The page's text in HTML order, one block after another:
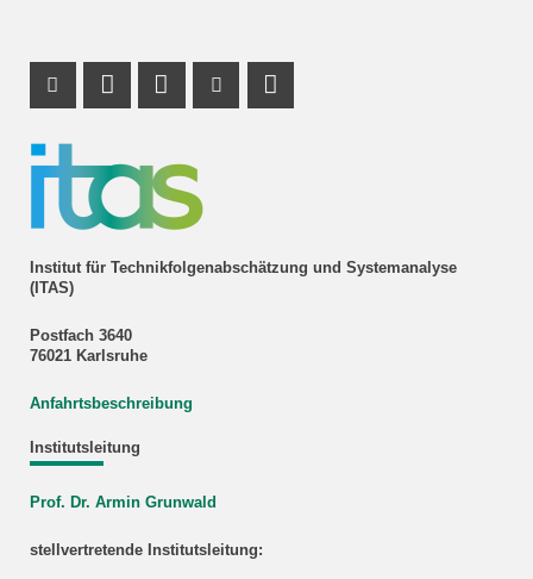
Institut für Technikfolgenabschätzung und Systemanalyse
(ITAS)
Postfach 3640
76021 Karlsruhe
Anfahrtsbeschreibung
Institutsleitung
Prof. Dr. Armin Grunwald
stellvertretende Institutsleitung:
Instagram Profil
Profil Mastodon
LinkedIn Profil
Youtube Profil
RSS-Link